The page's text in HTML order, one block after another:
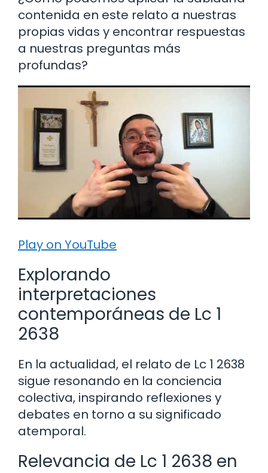
contenida en este relato a nuestras
propias vidas y encontrar respuestas
a nuestras preguntas más
profundas?
Play on YouTube
Explorando
interpretaciones
contemporáneas de Lc 1
2638
En la actualidad, el relato de Lc 1 2638
sigue resonando en la conciencia
colectiva, inspirando reflexiones y
debates en torno a su significado
atemporal.
Relevancia de Lc 1 2638 en